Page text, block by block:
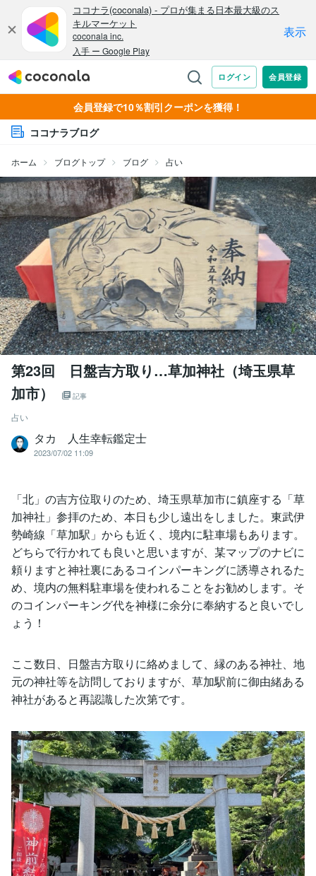
会員登録で10％割引クーポンを獲得！
ココナラブログ
ホーム ブログトップ ブログ 占い
第23回 日盤吉方取り…草加神社（埼玉県草
加市）
記事
占い
タカ 人生幸転鑑定士
2023/07/02 11:09
「北」の吉方位取りのため、埼玉県草加市に鎮座する「草
加神社」参拝のため、本日も少し遠出をしました。東武伊
勢崎線「草加駅」からも近く、境内に駐車場もあります。
どちらで行かれても良いと思いますが、某マップのナビに
頼りますと神社裏にあるコインパーキングに誘導されるた
め、境内の無料駐車場を使われることをお勧めします。そ
のコインパーキング代を神様に余分に奉納すると良いでし
ょう！
ここ数日、日盤吉方取りに絡めまして、縁のある神社、地
元の神社等を訪問しておりますが、草加駅前に御由緒ある
神社があると再認識した次第です。